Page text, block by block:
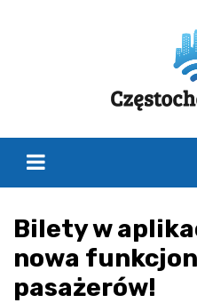
Bilety w
nowa
pasażerów!